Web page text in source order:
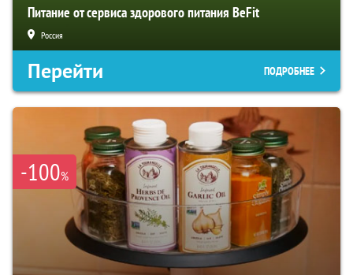
Питание от сервиса здорового питания BeFit
Россия
Перейти ПОДРОБНЕЕ
-100%